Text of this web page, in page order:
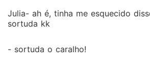
Julia- ah é, tinha me esquecido
sortuda kk
- sortuda o caralho!